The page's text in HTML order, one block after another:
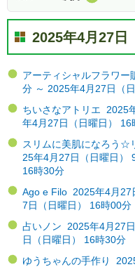
2025年4月27日
アーティシャルフラワ
分 ～ 2025年4月27日（
ちいさなアトリエ 2025
年4月27日（日曜日） 16
スリムに美肌になろう
25年4月27日（日曜日）
16時30分
Ago e Filo 2025年4月27
7日（日曜日） 16時00分
占いノン 2025年4月27
日（日曜日） 16時30分
ゆうちゃんの手作り